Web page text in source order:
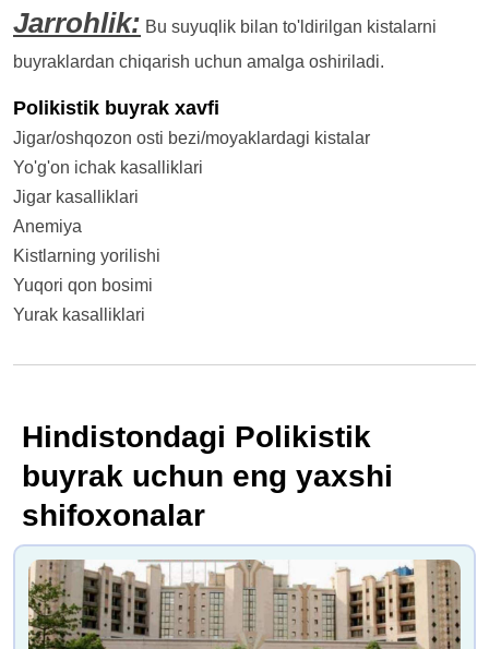
Jarrohlik: Bu suyuqlik bilan to'ldirilgan kistalarni
buyraklardan chiqarish uchun amalga oshiriladi.
Polikistik buyrak xavfi
Jigar/oshqozon osti bezi/moyaklardagi kistalar
Yo'g'on ichak kasalliklari
Jigar kasalliklari
Anemiya
Kistlarning yorilishi
Yuqori qon bosimi
Yurak kasalliklari
Hindistondagi Polikistik
buyrak uchun eng yaxshi
shifoxonalar